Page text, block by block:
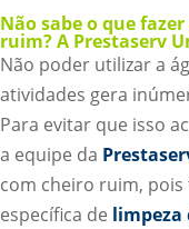
Não sabe o que
ruim? A Prestaserv
Não poder utilizar a
atividades gera
Para evitar que isso
a equipe da
com cheiro ruim,
específica de limpeza